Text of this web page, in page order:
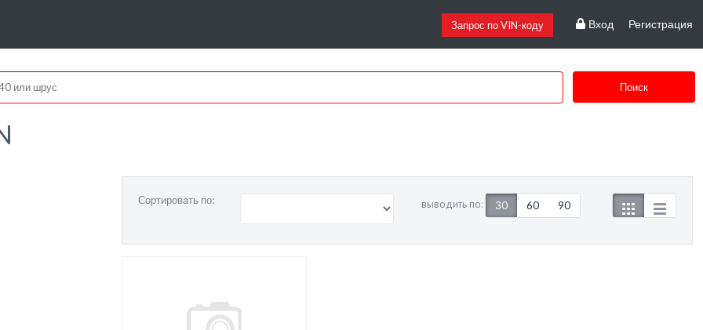
Запрос по VIN-коду Вход Регистрация
Поиск
Сортировать по: выводить по: 30 60 90